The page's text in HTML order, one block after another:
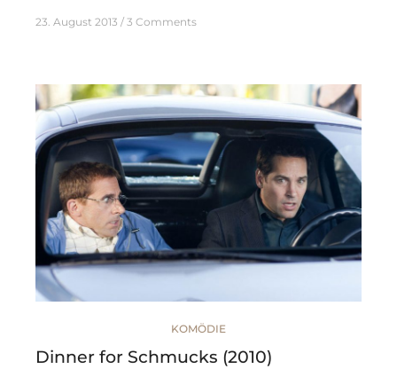
23. August 2013 3 Comments
KOMÖDIE
Dinner for Schmucks (2010)